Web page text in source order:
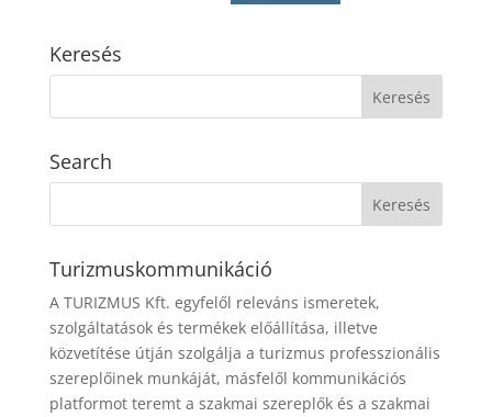
Keresés
Search
Turizmuskommunikáció
A TURIZMUS Kft. egyfelől releváns ismeretek,
szolgáltatások és termékek előállítása, illetve
közvetítése útján szolgálja a turizmus professzionális
szereplőinek munkáját, másfelől kommunikációs
platformot teremt a szakmai szereplők és a szakmai